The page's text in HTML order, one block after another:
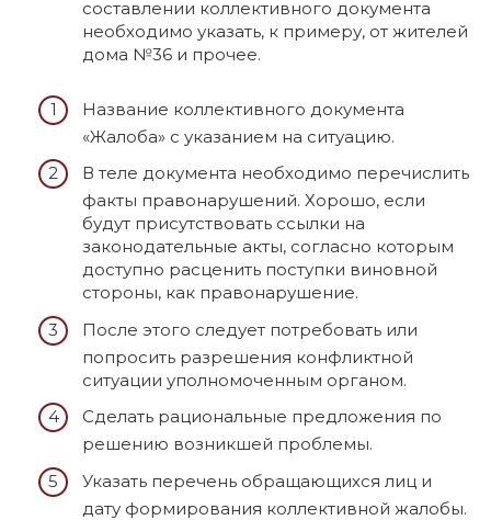
составлении коллективного документа
необходимо указать, к примеру, от жителей
дома №36 и прочее.
Название коллективного документа
«Жалоба» с указанием на ситуацию.
В теле документа необходимо перечислить
факты правонарушений. Хорошо, если
будут присутствовать ссылки на
законодательные акты, согласно которым
доступно расценить поступки виновной
стороны, как правонарушение.
После этого следует потребовать или
попросить разрешения конфликтной
ситуации уполномоченным органом.
Сделать рациональные предложения по
решению возникшей проблемы.
Указать перечень обращающихся лиц и
дату формирования коллективной жалобы.